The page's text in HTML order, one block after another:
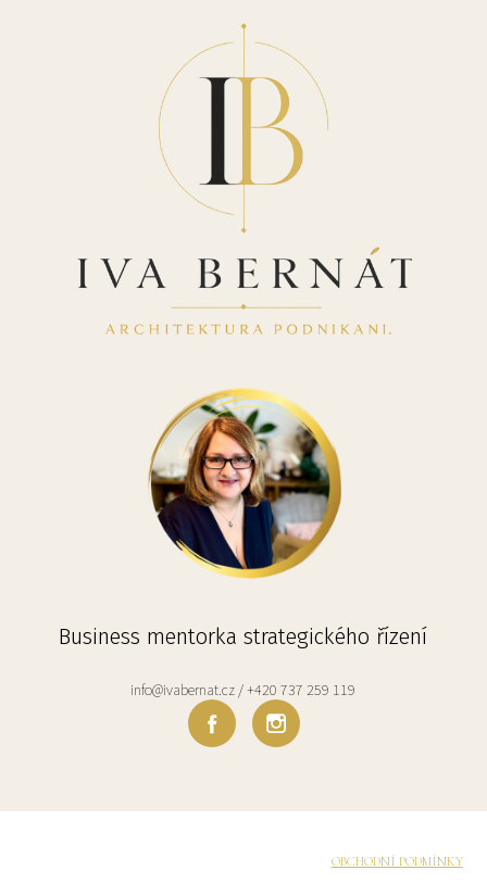
Business mentorka strategického řízení
info@ivabernat.cz / +420 737 259 119
OBCHODNÍ PODMÍNKY